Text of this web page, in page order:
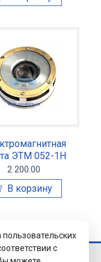
ЭТМ 052-1Н
2 200.00
пользовательских
с